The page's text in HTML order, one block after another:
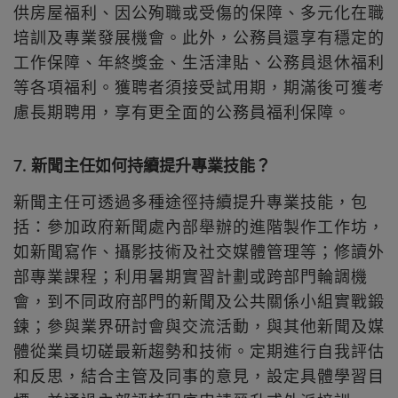
供房屋福利、因公殉職或受傷的保障、多元化在職
培訓及專業發展機會。此外，公務員還享有穩定的
工作保障、年終獎金、生活津貼、公務員退休福利
等各項福利。獲聘者須接受試用期，期滿後可獲考
慮長期聘用，享有更全面的公務員福利保障。
7. 新聞主任如何持續提升專業技能？
新聞主任可透過多種途徑持續提升專業技能，包
括：參加政府新聞處內部舉辦的進階製作工作坊，
如新聞寫作、攝影技術及社交媒體管理等；修讀外
部專業課程；利用暑期實習計劃或跨部門輪調機
會，到不同政府部門的新聞及公共關係小組實戰鍛
鍊；參與業界研討會與交流活動，與其他新聞及媒
體從業員切磋最新趨勢和技術。定期進行自我評估
和反思，結合主管及同事的意見，設定具體學習目